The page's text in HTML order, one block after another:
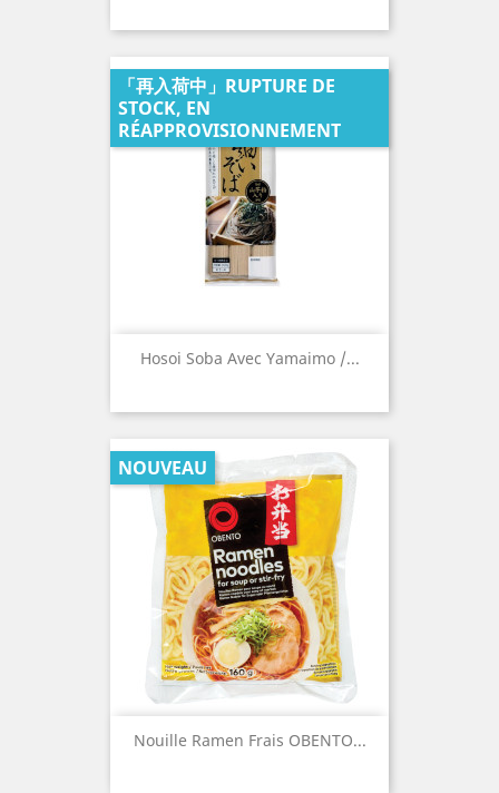
Hosoi Soba Avec Yamaimo /...
「再入荷中」RUPTURE DE
STOCK, EN
RÉAPPROVISIONNEMENT
Nouille Ramen Frais OBENTO...
NOUVEAU